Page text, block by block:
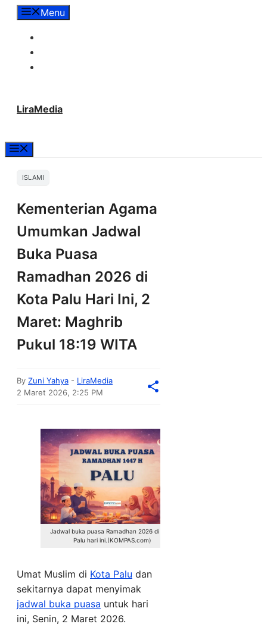
LangsungMenu
LiraMedia
ISLAMI
Kementerian Agama
Umumkan Jadwal
Buka Puasa
Ramadhan 2026 di
Kota Palu Hari Ini, 2
Maret: Maghrib
Pukul 18:19 WITA
By Zuni Yahya - LiraMedia
2 Maret 2026, 2:25 PM
Jadwal buka puasa Ramadhan 2026 di Kota
Palu hari ini.(KOMPAS.com)
Umat Muslim di Kota Palu dan
sekitarnya dapat menyimak
jadwal buka puasa untuk hari
ini, Senin, 2 Maret 2026.